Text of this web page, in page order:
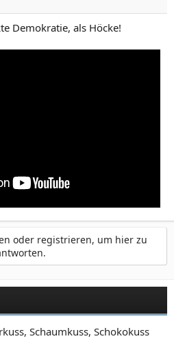
Demokratie, als Höcke!
oder registrieren, um hier zu
Schaumkuss, Schokokuss